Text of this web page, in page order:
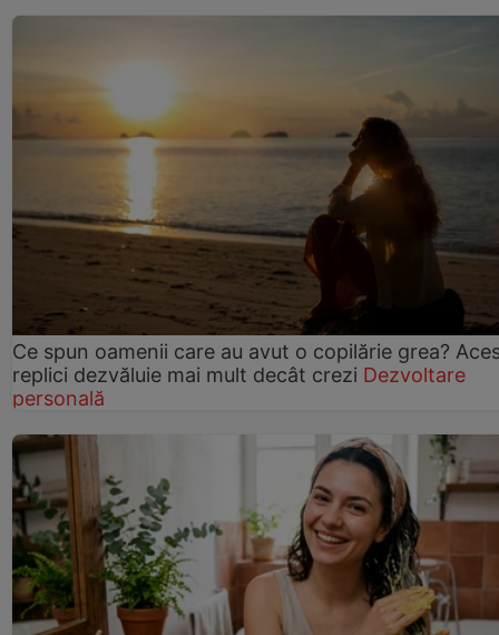
Ce spun oamenii care au avut o copilărie grea?
replici dezvăluie mai mult decât crezi Dezvoltare
personală